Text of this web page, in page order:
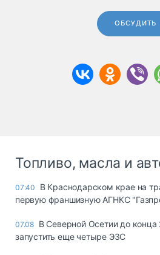
ОБСУДИТЬ
Топливо, масла и
07:40
В Краснодарском крае на
первую франшизную АГНКС
07.08 В Северной Осетии до конца
запустить еще четыре ЭЗС